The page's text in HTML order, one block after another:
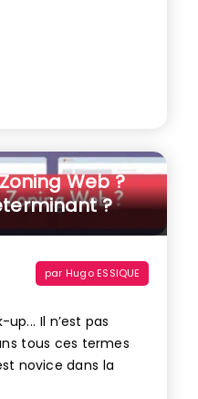
Web ?
?
par Hugo ESSIQUE
Il n’est pas
tous ces termes
novice dans la